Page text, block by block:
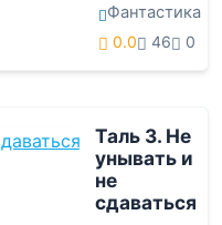
Фантастика
0.0 46 0
Таль 3. Не
унывать и
не
сдаваться